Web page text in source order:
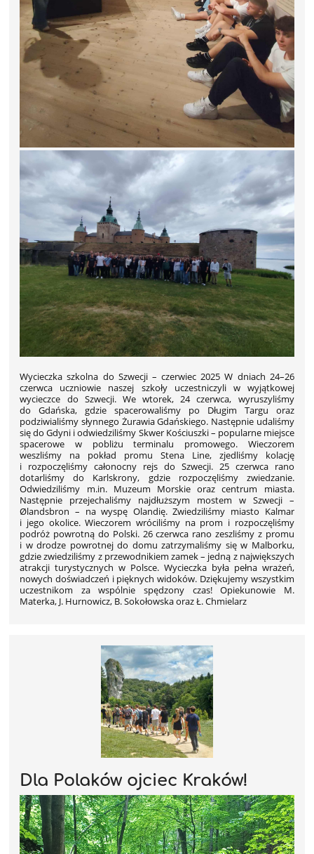
Wycieczka szkolna do Szwecji – czerwiec 2025 W dniach 24–26
czerwca uczniowie naszej szkoły uczestniczyli w wyjątkowej
wycieczce do Szwecji. We wtorek, 24 czerwca, wyruszyliśmy
do Gdańska, gdzie spacerowaliśmy po Długim Targu oraz
podziwialiśmy słynnego Żurawia Gdańskiego. Następnie udaliśmy
się do Gdyni i odwiedziliśmy Skwer Kościuszki – popularne miejsce
spacerowe w pobliżu terminalu promowego. Wieczorem
weszliśmy na pokład promu Stena Line, zjedliśmy kolację
i rozpoczęliśmy całonocny rejs do Szwecji. 25 czerwca rano
dotarliśmy do Karlskrony, gdzie rozpoczęliśmy zwiedzanie.
Odwiedziliśmy m.in. Muzeum Morskie oraz centrum miasta.
Następnie przejechaliśmy najdłuższym mostem w Szwecji –
Ølandsbron – na wyspę Olandię. Zwiedziliśmy miasto Kalmar
i jego okolice. Wieczorem wróciliśmy na prom i rozpoczęliśmy
podróż powrotną do Polski. 26 czerwca rano zeszliśmy z promu
i w drodze powrotnej do domu zatrzymaliśmy się w Malborku,
gdzie zwiedziliśmy z przewodnikiem zamek – jedną z największych
atrakcji turystycznych w Polsce. Wycieczka była pełna wrażeń,
nowych doświadczeń i pięknych widoków. Dziękujemy wszystkim
uczestnikom za wspólnie spędzony czas! Opiekunowie M.
Materka, J. Hurnowicz, B. Sokołowska oraz Ł. Chmielarz
Dla Polaków ojciec Kraków!